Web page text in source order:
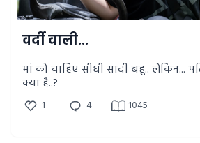
वर्दी वाली...
मां को चाहिए सीधी सादी बहू.. लेकिन... पढिए कहानी कि होता
क्या है..?
1 4 1045